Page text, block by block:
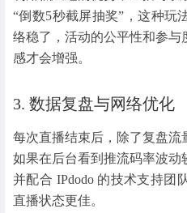
“倒数5秒截屏抽奖”，这种玩
络稳了，活动的公平性和参
感才会增强。
3. 数据复盘与网络优化
每次直播结束后，除了复盘流
如果在后台看到推流码率波动
并配合 IPdodo 的技术支持团
直播状态更佳。